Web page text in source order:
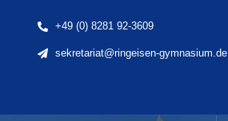
content
+49 (0) 8281 92-3609
sekretariat@ringeisen-gymnasium.de